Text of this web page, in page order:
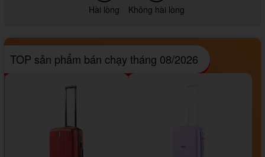
Hài lòng Không hài lòng
TOP sản phẩm bán chạy tháng 08/2026